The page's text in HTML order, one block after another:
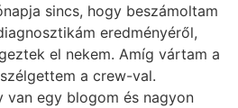
sincs, hogy beszámoltam
eredményéről,
el nekem. Amíg vártam a
a crew-val.
van egy blogom és nagyon